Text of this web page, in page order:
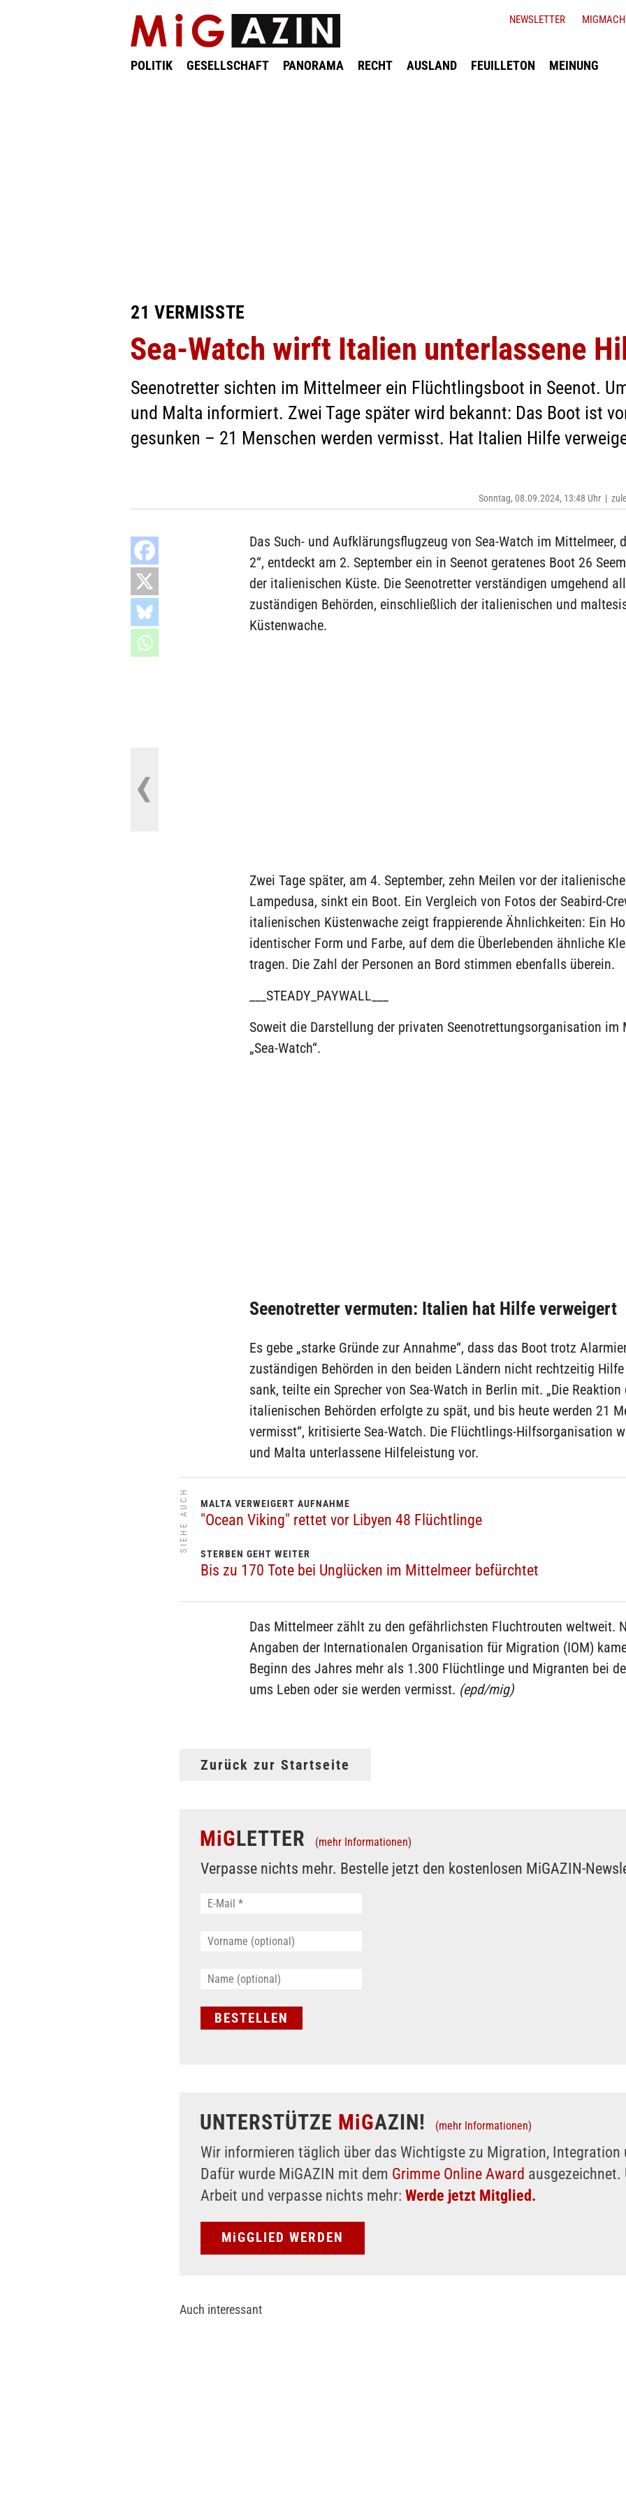
POLITIK GESELLSCHAFT PANORAMA RECHT AUSLAND FEUILLETON MEINUNG
NEWSLETTER
21 VERMISSTE
Sea-Watch wirft Italien unterlassene
Seenotretter sichten im Mittelmeer ein Flüchtlingsboot in Seenot.
und Malta informiert. Zwei Tage später wird bekannt: Das Boot ist
gesunken – 21 Menschen werden vermisst. Hat Italien Hilfe
Sonntag, 08.09.2024, 13:48 Uhr |
Das Such- und Aufklärungsflugzeug von Sea-Watch im Mittelmeer,
2“, entdeckt am 2. September ein in Seenot geratenes Boot 26
der italienischen Küste. Die Seenotretter verständigen umgehend
zuständigen Behörden, einschließlich der italienischen und
Küstenwache.
Zwei Tage später, am 4. September, zehn Meilen vor der
Lampedusa, sinkt ein Boot. Ein Vergleich von Fotos der Seabird-
italienischen Küstenwache zeigt frappierende Ähnlichkeiten: Ein
identischer Form und Farbe, auf dem die Überlebenden ähnliche
tragen. Die Zahl der Personen an Bord stimmen ebenfalls überein.
___STEADY_PAYWALL___
Soweit die Darstellung der privaten Seenotrettungsorganisation im
„Sea-Watch“.
Seenotretter vermuten: Italien hat Hilfe verweigert
Es gebe „starke Gründe zur Annahme“, dass das Boot trotz
zuständigen Behörden in den beiden Ländern nicht rechtzeitig
sank, teilte ein Sprecher von Sea-Watch in Berlin mit. „Die Reaktion
italienischen Behörden erfolgte zu spät, und bis heute werden 21
vermisst“, kritisierte Sea-Watch. Die Flüchtlings-Hilfsorganisation
und Malta unterlassene Hilfeleistung vor.
SIEHE AUCH MALTA VERWEIGERT AUFNAHME
"Ocean Viking" rettet vor Libyen 48 Flüchtlinge
STERBEN GEHT WEITER
Bis zu 170 Tote bei Unglücken im Mittelmeer befürchtet
Das Mittelmeer zählt zu den gefährlichsten Fluchtrouten weltweit.
Angaben der Internationalen Organisation für Migration (IOM)
Beginn des Jahres mehr als 1.300 Flüchtlinge und Migranten bei
ums Leben oder sie werden vermisst. (epd/mig)
Zurück zur Startseite
MiGLETTER (mehr Informationen)
Verpasse nichts mehr. Bestelle jetzt den kostenlosen MiGAZIN-
UNTERSTÜTZE MiGAZIN! (mehr Informationen)
Wir informieren täglich über das Wichtigste zu Migration, Integration
Dafür wurde MiGAZIN mit dem Grimme Online Award
Arbeit und verpasse nichts mehr: Werde jetzt Mitglied.
MiGGLIED WERDEN
Auch interessant